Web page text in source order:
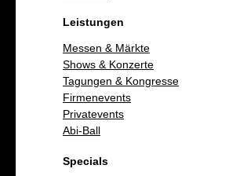
Leistungen
Messen & Märkte
Shows & Konzerte
Tagungen & Kongresse
Firmenevents
Privatevents
Abi-Ball
Specials